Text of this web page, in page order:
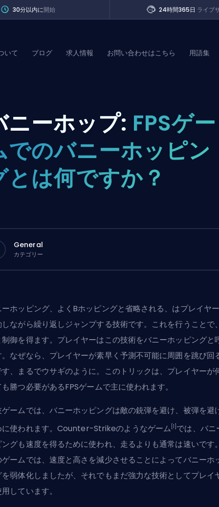
30分以内に開始 24時間365日 ライブ
いて ブログ 求人情報 お問い合わせはこちら 用語集
ニーホップ: FPSゲー
でのバニーホッピン
とは何ですか？
General
カテゴリー
ホッピング、よくBホッピングと省略される、はプレイヤ
ながら繰り返しジャンプする技術です。これを行うことで
御を得ます。プレイヤーはこの技術をバニーホッピングと
なぜなら、プレイヤーが素早く予測不可能に周囲を跳び回
、まるでウサギのように。このトリックは、プレイヤーが
勝つ必要があるFPSゲームで主に使われます。
ームでは、バニーホッピングは敵の銃弾を避け、被弾を避
に使われます。Counter-Strikeのようなゲーム [1] では、バニ
グも速度を得るために使われ、走るよりも通常は速いです
ームでは、速度と高さを減少させることによってバニーホ
弱体化しましたが、それでもまだ強力な技術としてプレイ
しています。